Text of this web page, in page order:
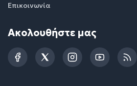
Επικοινωνία
Ακολουθήστε μας
FacebookTwitterInstagramYouTubeRSS